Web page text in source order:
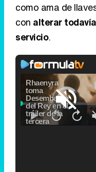
como ama de
con alterar
servicio.
Video
Player
is
loading.
Pause
Seek
back
Seek
Loaded:
5.31%